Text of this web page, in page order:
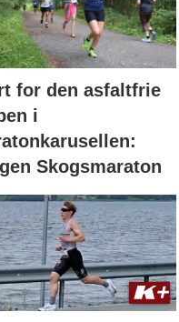
for den asfaltfrie
i
Skogsmaraton